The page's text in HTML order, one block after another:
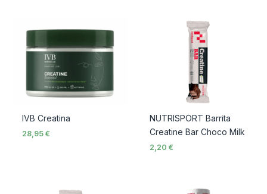
IVB Creatina
28,95 €
NUTRISPORT Barrita
Creatine Bar Choco Milk
2,20 €